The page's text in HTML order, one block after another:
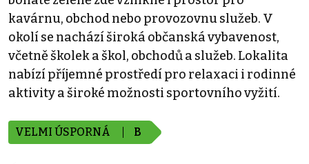
kavárnu, obchod nebo provozovnu služeb. V
okolí se nachází široká občanská vybavenost,
včetně školek a škol, obchodů a služeb. Lokalita
nabízí příjemné prostředí pro relaxaci i rodinné
aktivity a široké možnosti sportovního vyžití.
VELMI ÚSPORNÁ B